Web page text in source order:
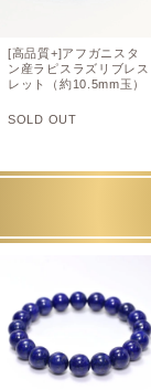
[高品質+]アフガニスタ
ン産ラピスラズリブレス
レット（約10.5mm玉）
SOLD OUT